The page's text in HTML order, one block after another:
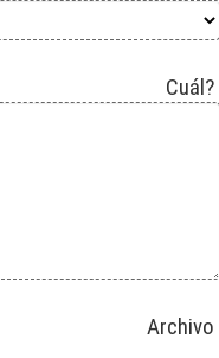
Cuál?
Archivo